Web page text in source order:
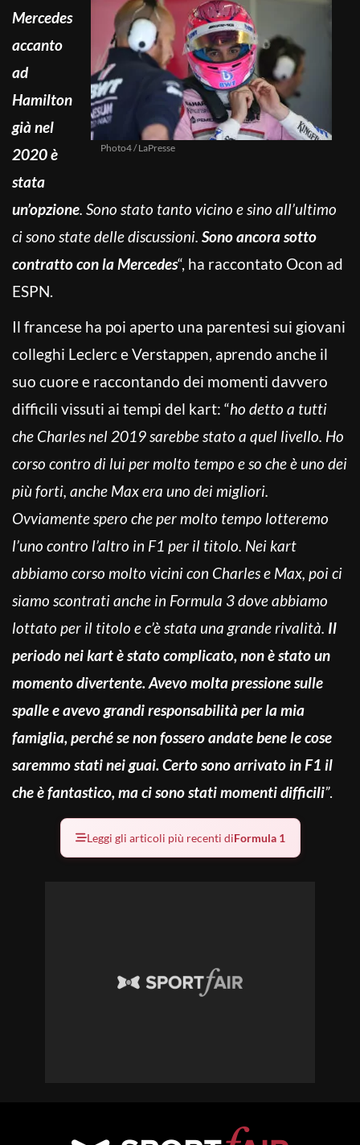
Photo4 / LaPresse
Mercedes
accanto
ad
Hamilton
già nel
2020 è
stata
un’opzione. Sono stato tanto vicino e sino all’ultimo
ci sono state delle discussioni. Sono ancora sotto
contratto con la Mercedes“, ha raccontato Ocon ad
ESPN.
Il francese ha poi aperto una parentesi sui giovani
colleghi Leclerc e Verstappen, aprendo anche il
suo cuore e raccontando dei momenti davvero
difficili vissuti ai tempi del kart: “ho detto a tutti
che Charles nel 2019 sarebbe stato a quel livello. Ho
corso contro di lui per molto tempo e so che è uno dei
più forti, anche Max era uno dei migliori.
Ovviamente spero che per molto tempo lotteremo
l’uno contro l’altro in F1 per il titolo. Nei kart
abbiamo corso molto vicini con Charles e Max, poi ci
siamo scontrati anche in Formula 3 dove abbiamo
lottato per il titolo e c’è stata una grande rivalità. Il
periodo nei kart è stato complicato, non è stato un
momento divertente. Avevo molta pressione sulle
spalle e avevo grandi responsabilità per la mia
famiglia, perché se non fossero andate bene le cose
saremmo stati nei guai. Certo sono arrivato in F1 il
che è fantastico, ma ci sono stati momenti difficili”.
Leggi gli articoli più recenti diFormula 1